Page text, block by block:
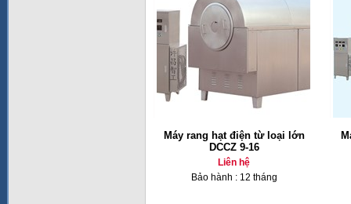
Máy rang hạt điện từ loại lớn
DCCZ 9-16
Liên hệ
Bảo hành : 12 tháng